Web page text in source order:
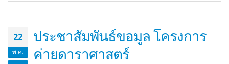
22
พ.ค.
ประชาสัมพันธ์ขอมูล โครงการ
ค่ายดาราศาสตร์